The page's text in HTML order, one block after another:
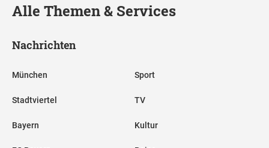
Alle Themen & Services
Nachrichten
München
Stadtviertel
Bayern
Sport
TV
Kultur